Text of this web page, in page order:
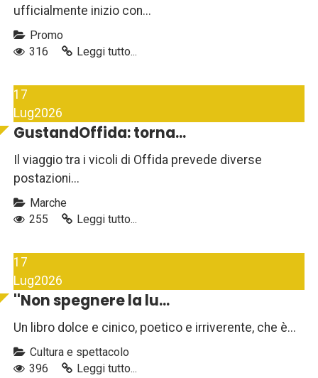
ufficialmente inizio con...
Promo
316
Leggi tutto...
17
Lug2026
GustandOffida: torna...
Il viaggio tra i vicoli di Offida prevede diverse
postazioni...
Marche
255
Leggi tutto...
17
Lug2026
''Non spegnere la lu...
Un libro dolce e cinico, poetico e irriverente, che è...
Cultura e spettacolo
396
Leggi tutto...